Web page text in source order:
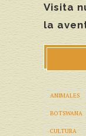
Visita
la
ANIMALES
BOTSWANA
CULTURA